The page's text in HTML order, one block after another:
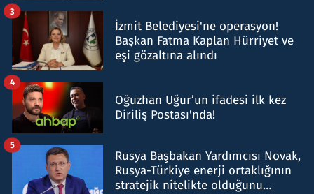
İzmit Belediyesi'ne operasyon!
Başkan Fatma Kaplan Hürriyet ve
eşi gözaltına alındı
3
Oğuzhan Uğur’un ifadesi ilk kez
Diriliş Postası'nda!
4
Rusya Başbakan Yardımcısı Novak,
Rusya-Türkiye enerji ortaklığının
stratejik nitelikte olduğunu
5